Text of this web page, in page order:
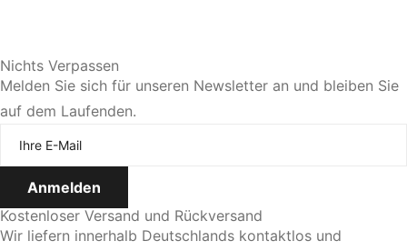
Sie bevorzugen eine persönliche Beratung?
Jetzt Termin vereinbaren
Nichts Verpassen
Melden Sie sich für unseren Newsletter an und bleiben Sie
auf dem Laufenden.
Kostenloser Versand und Rückversand
Wir liefern innerhalb Deutschlands kontaktlos und